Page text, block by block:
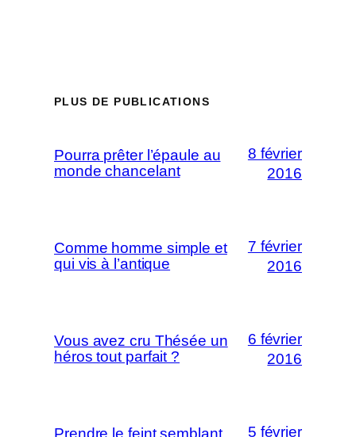
PLUS DE PUBLICATIONS
Pourra prêter l’épaule au
monde chancelant
8 février
2016
Comme homme simple et
qui vis à l’antique
7 février
2016
Vous avez cru Thésée un
héros tout parfait ?
6 février
2016
Prendre le feint semblant
5 février